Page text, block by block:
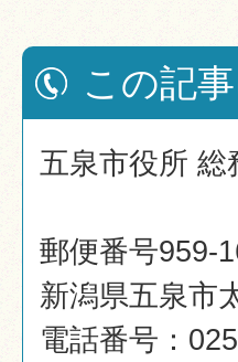
この記
五泉市役所 総
郵便番号959-
新潟県五泉市
電話番号：